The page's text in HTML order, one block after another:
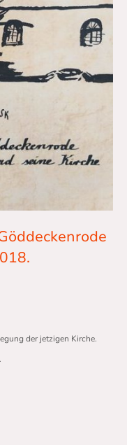
der jetzigen Kirche.